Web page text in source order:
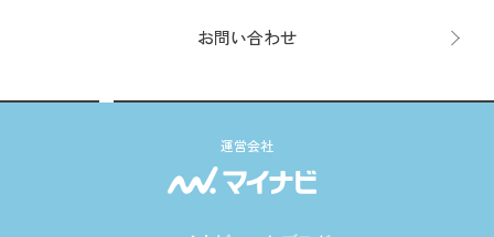
お問い合わせ
運営会社